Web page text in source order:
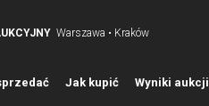
Warszawa • Kraków
Jak kupić Wyniki aukcji